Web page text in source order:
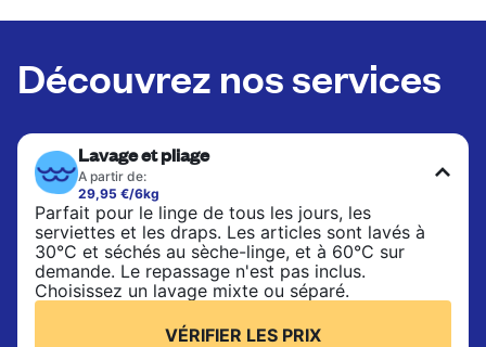
Découvrez nos services
Lavage et pliage
A partir de:
29,95 €/6kg
Parfait pour le linge de tous les jours, les
serviettes et les draps. Les articles sont lavés à
30°C et séchés au sèche-linge, et à 60°C sur
demande. Le repassage n'est pas inclus.
Choisissez un lavage mixte ou séparé.
VÉRIFIER LES PRIX